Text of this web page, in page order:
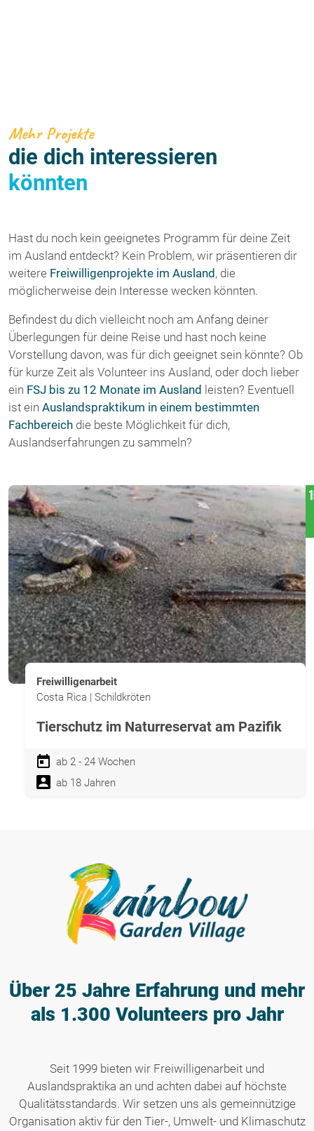
Mehr Projekte
die dich interessieren
könnten
Hast du noch kein geeignetes Programm für deine Zeit
im Ausland entdeckt? Kein Problem, wir präsentieren dir
weitere Freiwilligenprojekte im Ausland , die
möglicherweise dein Interesse wecken könnten.
Befindest du dich vielleicht noch am Anfang deiner
Überlegungen für deine Reise und hast noch keine
Vorstellung davon, was für dich geeignet sein könnte? Ob
für kurze Zeit als Volunteer ins Ausland, oder doch lieber
ein FSJ bis zu 12 Monate im Ausland leisten? Eventuell
ist ein Auslandspraktikum in einem bestimmten
Fachbereich die beste Möglichkeit für dich,
Auslandserfahrungen zu sammeln?
Freiwilligenarbeit
Costa Rica | Schildkröten
Tierschutz im Naturreservat am Pazifik
ab 2 - 24 Wochen
ab 18 Jahren
Über 25 Jahre Erfahrung und mehr
als 1.300 Volunteers pro Jahr
Seit 1999 bieten wir Freiwilligenarbeit und
Auslandspraktika an und achten dabei auf höchste
Qualitätsstandards. Wir setzen uns als gemeinnützige
Organisation aktiv für den Tier-, Umwelt- und Klimaschutz